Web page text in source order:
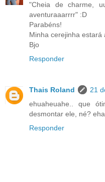
"Cheia de charme,
aventuraaarrrr" :D
Parabéns!
Minha cerejinha estará
Bjo
Responder
Thais Roland
21
ehuaheuahe.. que
desmontar ele, né?
Responder